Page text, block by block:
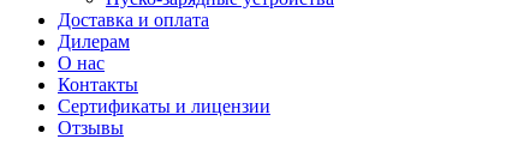
Доставка и оплата
Дилерам
О нас
Контакты
Сертификаты и лицензии
Отзывы